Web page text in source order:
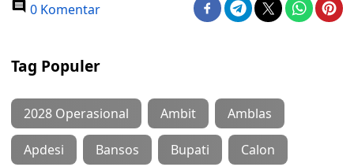
0 Komentar
Tag Populer
2028 Operasional Ambit Amblas
Apdesi Bansos Bupati Calon